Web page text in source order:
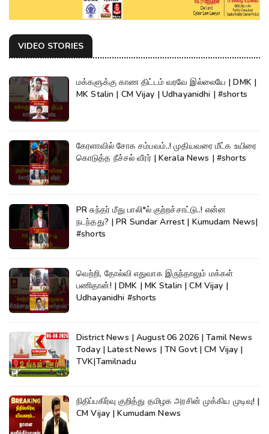
VIDEO STORIES
மக்களுக்கு காண திட்டம் வரவே இல்லையே | DMK |
MK Stalin | CM Vijay | Udhayanidhi | #shorts
கேரளாவில் சோக சம்பவம்..! முதியவரை மீட்க உயிரை
கொடுத்த நீச்சல் வீரர் | Kerala News | #shorts
PR சுந்தர் மீது பாலி*ல் குற்றச்சாட்டு..! என்ன
நடந்தது? | PR Sundar Arrest | Kumudam News|
#shorts
வெற்றி, தோல்வி எதுவாக இருந்தாலும் மக்கள்
பணிதான்! | DMK | MK Stalin | CM Vijay |
Udhayanidhi #shorts
District News | August 06 2026 | Tamil News
Today | Latest News | TN Govt | CM Vijay |
TVK|Tamilnadu
நிதிப்பகிர்வு குறித்து தமிழக அரசின் முக்கிய முடிவு! |
CM Vijay | Kumudam News